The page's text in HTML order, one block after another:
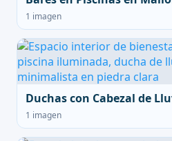
1 imagen
Duchas con Cabezal de
1 imagen